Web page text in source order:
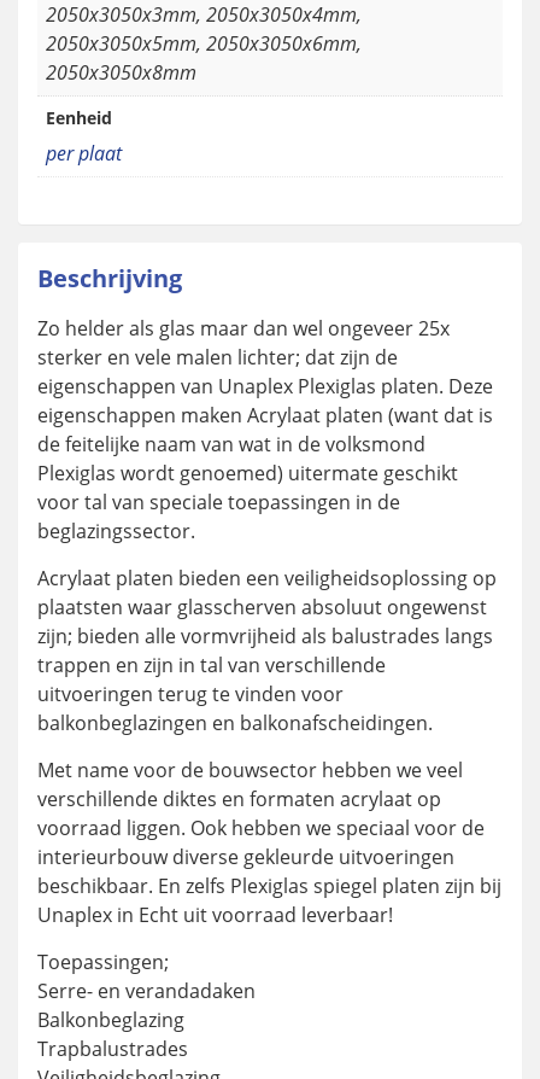
2050x3050x3mm, 2050x3050x4mm,
2050x3050x5mm, 2050x3050x6mm,
2050x3050x8mm
Eenheid
per plaat
Beschrijving
Zo helder als glas maar dan wel ongeveer 25x
sterker en vele malen lichter; dat zijn de
eigenschappen van Unaplex Plexiglas platen. Deze
eigenschappen maken Acrylaat platen (want dat is
de feitelijke naam van wat in de volksmond
Plexiglas wordt genoemed) uitermate geschikt
voor tal van speciale toepassingen in de
beglazingssector.
Acrylaat platen bieden een veiligheidsoplossing op
plaatsten waar glasscherven absoluut ongewenst
zijn; bieden alle vormvrijheid als balustrades langs
trappen en zijn in tal van verschillende
uitvoeringen terug te vinden voor
balkonbeglazingen en balkonafscheidingen.
Met name voor de bouwsector hebben we veel
verschillende diktes en formaten acrylaat op
voorraad liggen. Ook hebben we speciaal voor de
interieurbouw diverse gekleurde uitvoeringen
beschikbaar. En zelfs Plexiglas spiegel platen zijn bij
Unaplex in Echt uit voorraad leverbaar!
Toepassingen;
Serre- en verandadaken
Balkonbeglazing
Trapbalustrades